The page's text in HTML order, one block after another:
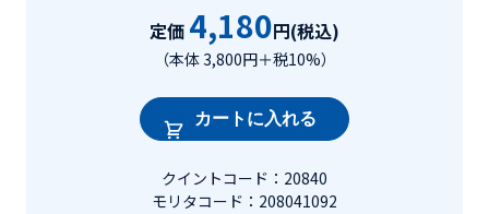
定価 4,180円(税込)
（本体 3,800円＋税10%）
カートに入れる
クイントコード：20840
モリタコード：208041092